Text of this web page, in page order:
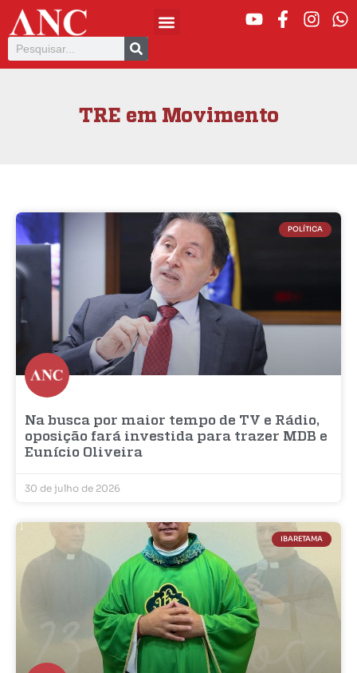
TRE em Movimento
POLÍTICA
Na busca por maior tempo de TV e Rádio,
oposição fará investida para trazer MDB e
Eunício Oliveira
30 de julho de 2026
IBARETAMA